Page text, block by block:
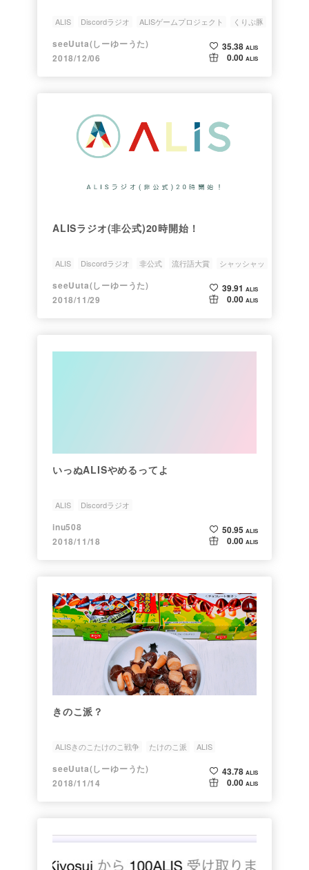
ALIS Discordラジオ ALISゲームプロジェクト
くりぷ豚
シャッシャッ
seeUuta(しーゆーうた)
2018/12/06
35.38 ALIS
0.00 ALIS
ALISラジオ(非公式)20時開始！
ALIS Discordラジオ 非公式 流行語大賞 シャッシャッ
seeUuta(しーゆーうた)
2018/11/29
39.91 ALIS
0.00 ALIS
いっぬALISやめるってよ
ALIS Discordラジオ
inu508
2018/11/18
50.95 ALIS
0.00 ALIS
きのこ派？
ALISきのこたけのこ戦争 たけのこ派
ALIS
Discordラジオ
radio
seeUuta(しーゆーうた)
2018/11/14
43.78 ALIS
0.00 ALIS